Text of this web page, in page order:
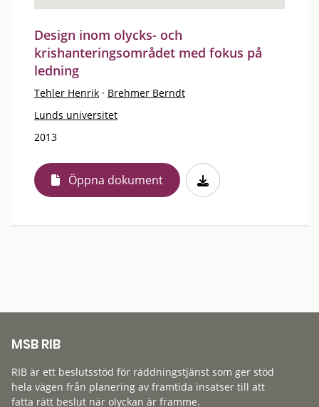
Design inom olycks- och
krishanteringsområdet med fokus på
ledning
Tehler Henrik · Brehmer Berndt
Lunds universitet
2013
Öppna dokument
MSB RIB
RIB är ett beslutsstöd för räddningstjänst som ger stöd
hela vägen från planering av framtida insatser till att
fatta rätt beslut när olyckan är framme.